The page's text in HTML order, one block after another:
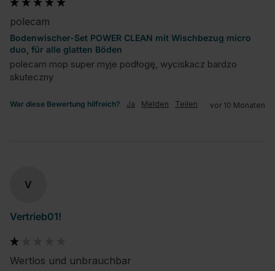
polecam
Bodenwischer-Set POWER CLEAN mit Wischbezug micro
duo, für alle glatten Böden
polecam mop super myje podłogę, wyciskacz bardzo
skuteczny
War diese Bewertung hilfreich? Ja Melden Teilen vor 10 Monaten
V
Vertrieb01!
Wertlos und unbrauchbar